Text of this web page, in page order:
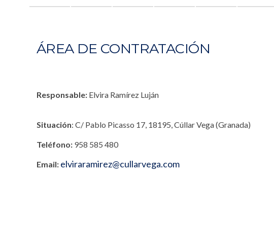
ÁREA DE CONTRATACIÓN
Responsable: Elvira Ramírez Luján
Situación: C/ Pablo Picasso 17, 18195, Cúllar Vega (Granada)
Teléfono: 958 585 480
Email: elviraramirez@cullarvega.com